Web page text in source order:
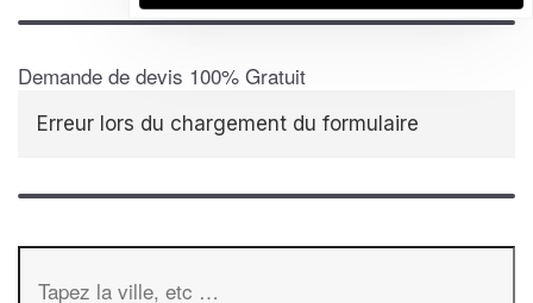
Demande de devis 100% Gratuit
Erreur lors du chargement du formulaire